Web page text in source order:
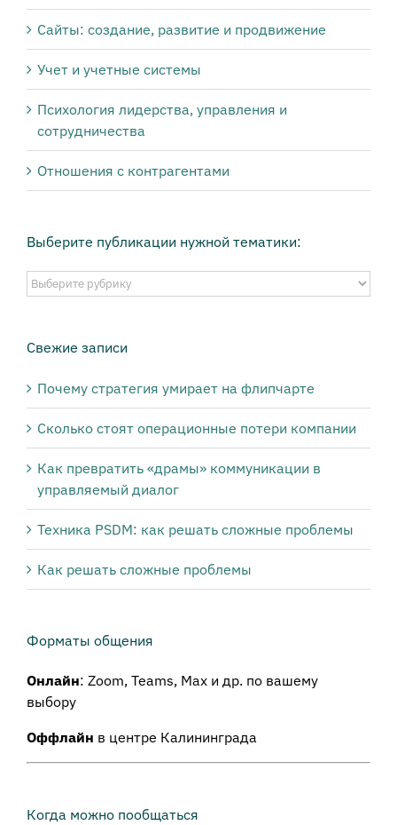
Сайты: создание, развитие и продвижение
Учет и учетные системы
Психология лидерства, управления и
сотрудничества
Отношения с контрагентами
Выберите публикации нужной тематики:
Выберите
публикации
тематики:
Свежие записи
Почему стратегия умирает на флипчарте
Сколько стоят операционные потери компании
Как превратить «драмы» коммуникации в
управляемый диалог
Техника PSDM: как решать сложные проблемы
Как решать сложные проблемы
Форматы общения
Онлайн: Zoom, Teams, Max и др. по вашему
выбору
Оффлайн в центре Калининграда
Когда можно пообщаться